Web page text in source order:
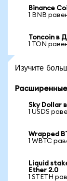
Binance
1 BNB
Toncoin в
1 TON
Изучите
Sky Dollar
1 USDS
Wrapped
1 WBTC
Liquid
Ether 2.0
1 STETH